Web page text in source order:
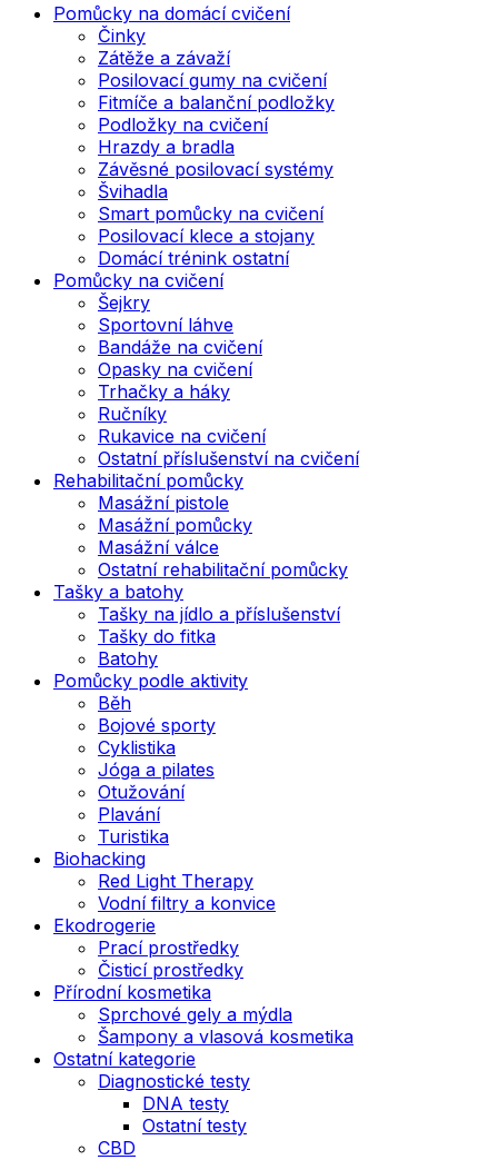
Pomůcky na domácí cvičení
Činky
Zátěže a závaží
Posilovací gumy na cvičení
Fitmíče a balanční podložky
Podložky na cvičení
Hrazdy a bradla
Závěsné posilovací systémy
Švihadla
Smart pomůcky na cvičení
Posilovací klece a stojany
Domácí trénink ostatní
Pomůcky na cvičení
Šejkry
Sportovní láhve
Bandáže na cvičení
Opasky na cvičení
Trhačky a háky
Ručníky
Rukavice na cvičení
Ostatní příslušenství na cvičení
Rehabilitační pomůcky
Masážní pistole
Masážní pomůcky
Masážní válce
Ostatní rehabilitační pomůcky
Tašky a batohy
Tašky na jídlo a příslušenství
Tašky do fitka
Batohy
Pomůcky podle aktivity
Běh
Bojové sporty
Cyklistika
Jóga a pilates
Otužování
Plavání
Turistika
Biohacking
Red Light Therapy
Vodní filtry a konvice
Ekodrogerie
Prací prostředky
Čisticí prostředky
Přírodní kosmetika
Sprchové gely a mýdla
Šampony a vlasová kosmetika
Ostatní kategorie
Diagnostické testy
DNA testy
Ostatní testy
CBD